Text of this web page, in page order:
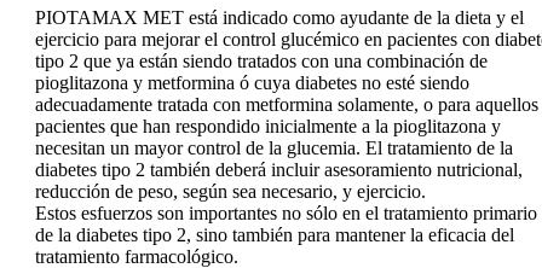
PIOTAMAX MET está indicado como ayudante de la dieta y el
ejercicio para mejorar el control glucémico en pacientes con
tipo 2 que ya están siendo tratados con una combinación de
pioglitazona y metformina ó cuya diabetes no esté siendo
adecuadamente tratada con metformina solamente, o para aquellos
pacientes que han respondido inicialmente a la pioglitazona y
necesitan un mayor control de la glucemia. El tratamiento de la
diabetes tipo 2 también deberá incluir asesoramiento nutricional,
reducción de peso, según sea necesario, y ejercicio.
Estos esfuerzos son importantes no sólo en el tratamiento primario
de la diabetes tipo 2, sino también para mantener la eficacia del
tratamiento farmacológico.